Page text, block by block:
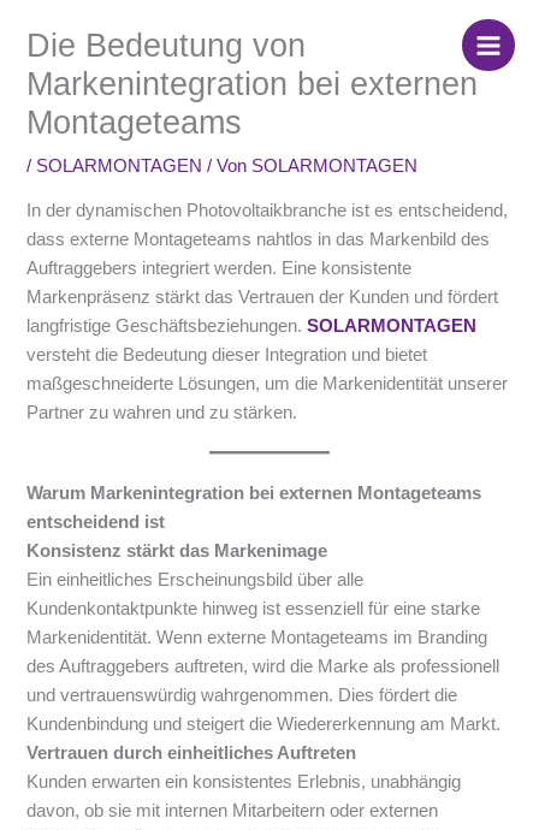
Inhalt
springen
Die Bedeutung von
Markenintegration bei externen
Montageteams
/ SOLARMONTAGEN / Von SOLARMONTAGEN
In der dynamischen Photovoltaikbranche ist es entscheidend,
dass externe Montageteams nahtlos in das Markenbild des
Auftraggebers integriert werden. Eine konsistente
Markenpräsenz stärkt das Vertrauen der Kunden und fördert
langfristige Geschäftsbeziehungen.SOLARMONTAGEN
versteht die Bedeutung dieser Integration und bietet
maßgeschneiderte Lösungen, um die Markenidentität unserer
Partner zu wahren und zu stärken.
Warum Markenintegration bei externen Montageteams
entscheidend ist
Konsistenz stärkt das Markenimage
Ein einheitliches Erscheinungsbild über alle
Kundenkontaktpunkte hinweg ist essenziell für eine starke
Markenidentität. Wenn externe Montageteams im Branding
des Auftraggebers auftreten, wird die Marke als professionell
und vertrauenswürdig wahrgenommen. Dies fördert die
Kundenbindung und steigert die Wiedererkennung am Markt.
Vertrauen durch einheitliches Auftreten
Kunden erwarten ein konsistentes Erlebnis, unabhängig
davon, ob sie mit internen Mitarbeitern oder externen